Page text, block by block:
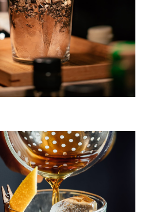
DRINK & COCKTAIL